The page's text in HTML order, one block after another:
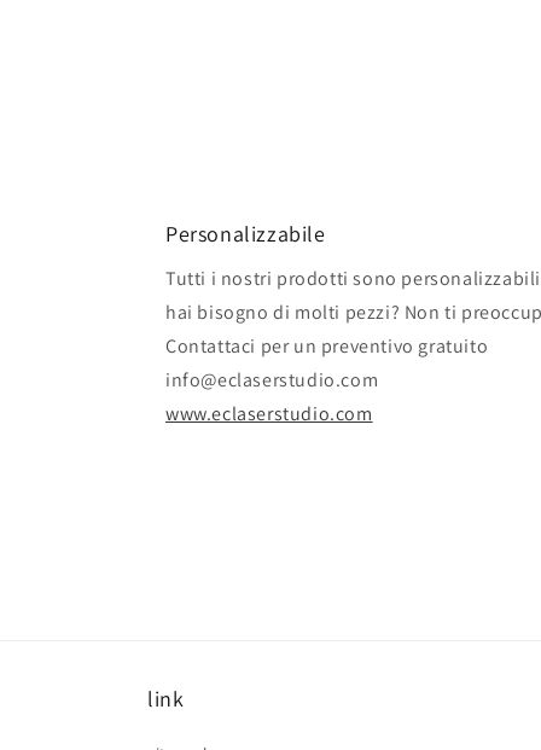
Personalizzabile
Tutti i nostri prodotti sono
hai bisogno di molti pezzi? Non ti
Contattaci per un preventivo gratuito
info@eclaserstudio.com
www.eclaserstudio.com
link